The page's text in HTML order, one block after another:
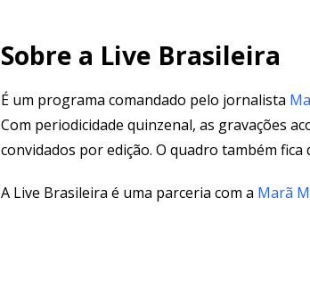
Sobre a Live Brasileira
É um programa comandado pelo jornalista
Com periodicidade quinzenal, as gravações
convidados por edição. O quadro também fica
A Live Brasileira é uma parceria com a Marã